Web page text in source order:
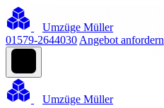
Umzüge Müller
01579-2644030 Angebot anfordern
Umzüge Müller